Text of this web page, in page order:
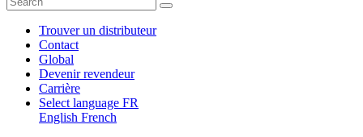
Trouver un distributeur
Contact
Global
Devenir revendeur
Carrière
Select language FR
English French